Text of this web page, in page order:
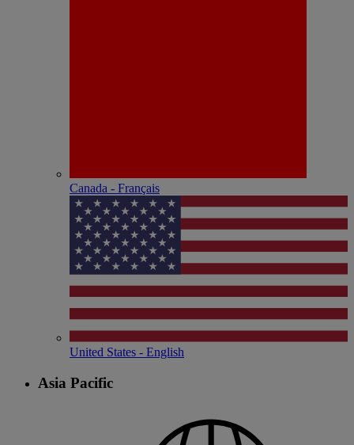
Canada - Français
United States - English
Asia Pacific